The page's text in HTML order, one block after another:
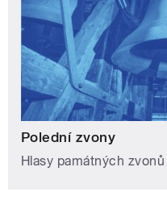
Polední zvony
Hlasy památných